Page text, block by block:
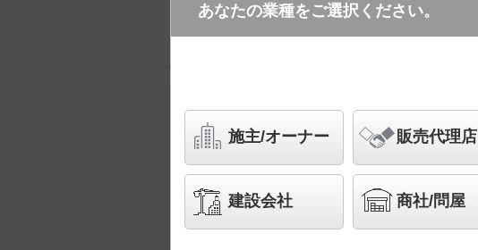
YYY32126K LE1(1100 lmタイプ)
あなたの業種をご選択ください。
施主/オーナー 販売代理店
建設会社 商社/問屋